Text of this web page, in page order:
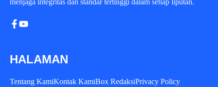
menjaga integritas dan standar tertinggi dalam setiap liputan.
HALAMAN
Tentang KamiKontak KamiBox RedaksiPrivacy Policy